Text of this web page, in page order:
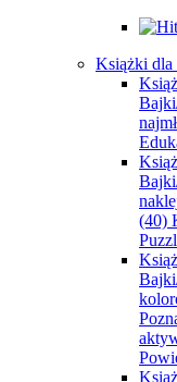
Książki dla
(40)